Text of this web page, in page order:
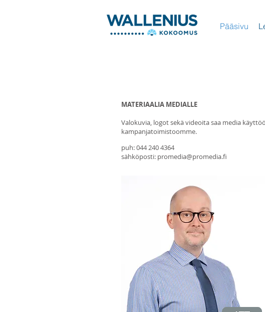
Pääsivu
MATERIAALIA MEDIALLE
Valokuvia, logot sekä videoita saa media
kampanjatoimistoomme.
puh: 044 240 4364
sähköposti: promedia@promedia.fi